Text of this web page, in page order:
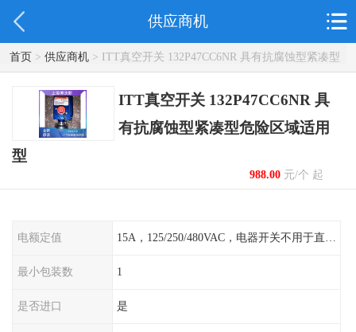
供应商机
首页> 供应商机> ITT真空开关 132P47CC6NR 具有抗腐蚀型紧凑型
危险区域适用型
ITT真空开关 132P47CC6NR 具
有抗腐蚀型紧凑型危险区域适用
型
988.00元/个 起
电额定值
最小包装数 1
是否进口 是